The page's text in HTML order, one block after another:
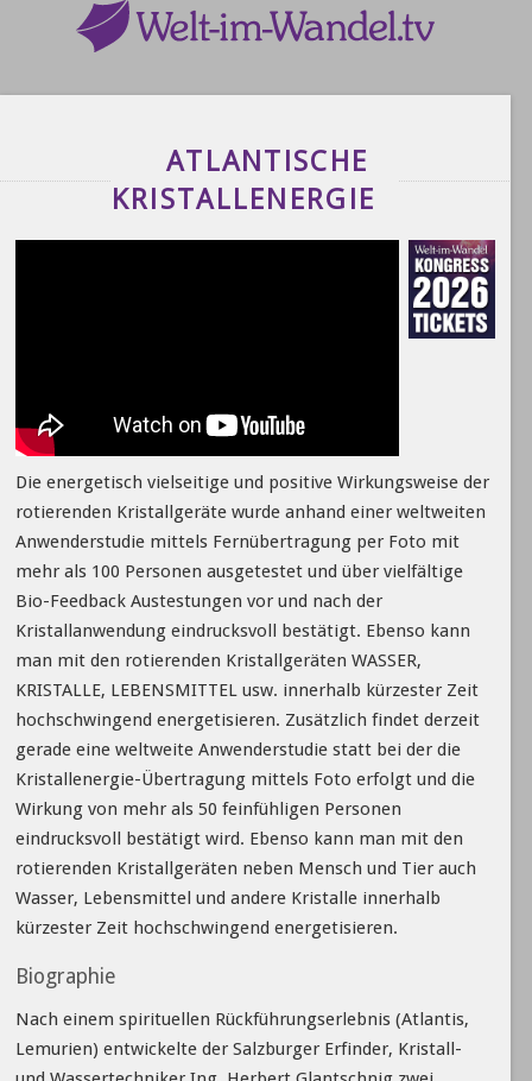
ATLANTISCHE
KRISTALLENERGIE
Die energetisch vielseitige und positive Wirkungsweise der
rotierenden Kristallgeräte wurde anhand einer weltweiten
Anwenderstudie mittels Fernübertragung per Foto mit
mehr als 100 Personen ausgetestet und über vielfältige
Bio-Feedback Austestungen vor und nach der
Kristallanwendung eindrucksvoll bestätigt. Ebenso kann
man mit den rotierenden Kristallgeräten WASSER,
KRISTALLE, LEBENSMITTEL usw. innerhalb kürzester Zeit
hochschwingend energetisieren. Zusätzlich findet derzeit
gerade eine weltweite Anwenderstudie statt bei der die
Kristallenergie-Übertragung mittels Foto erfolgt und die
Wirkung von mehr als 50 feinfühligen Personen
eindrucksvoll bestätigt wird. Ebenso kann man mit den
rotierenden Kristallgeräten neben Mensch und Tier auch
Wasser, Lebensmittel und andere Kristalle innerhalb
kürzester Zeit hochschwingend energetisieren.
Biographie
Nach einem spirituellen Rückführungserlebnis (Atlantis,
Lemurien) entwickelte der Salzburger Erfinder, Kristall-